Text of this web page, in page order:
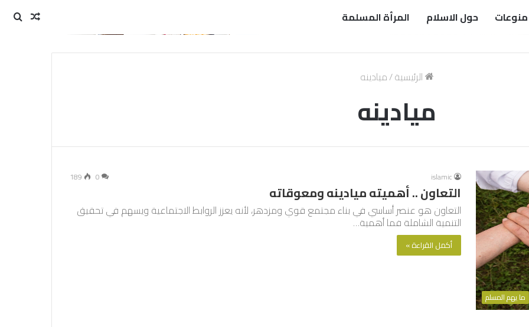
منوعات حول الاسلام المرأة المسلمة
مقال
الرئيسية/ميادينه
ميادينه
ما يهم المسلم
islamic
0
189
التعاون .. أهميته ميادينه ومعوقاته
التعاون هو عنصر أساسي في بناء مجتمع قوي ومزدهر، لأنه يعزز الروابط الاجتماعية ويسهم في تحقيق
التنمية الشاملة فما أهمية…
أكمل القراءة »